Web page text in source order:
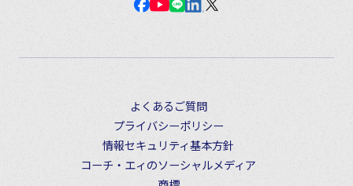
よくあるご質問
プライバシーポリシー
情報セキュリティ基本方針
コーチ・エィのソーシャルメディア